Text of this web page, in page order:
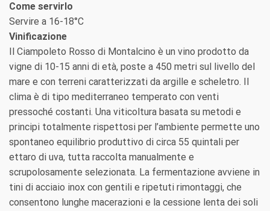
Come servirlo
Servire a 16-18°C
Vinificazione
Il Ciampoleto Rosso di Montalcino è un vino prodotto da
vigne di 10-15 anni di età, poste a 450 metri sul livello del
mare e con terreni caratterizzati da argille e scheletro. Il
clima è di tipo mediterraneo temperato con venti
pressoché costanti. Una viticoltura basata su metodi e
principi totalmente rispettosi per l’ambiente permette uno
spontaneo equilibrio produttivo di circa 55 quintali per
ettaro di uva, tutta raccolta manualmente e
scrupolosamente selezionata. La fermentazione avviene in
tini di acciaio inox con gentili e ripetuti rimontaggi, che
consentono lunghe macerazioni e la cessione lenta dei soli